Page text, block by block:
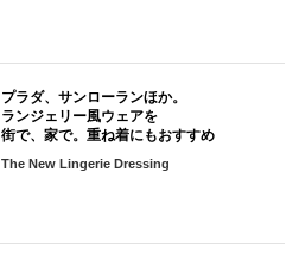
プラダ、サンローランほか。
ランジェリー風ウェアを
街で、家で。重ね着にもおすすめ
The New Lingerie Dressing